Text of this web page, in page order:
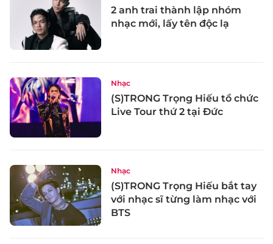
2 anh trai thành lập nhóm
nhạc mới, lấy tên độc lạ
Nhạc
(S)TRONG Trọng Hiếu tổ chức
Live Tour thứ 2 tại Đức
Nhạc
(S)TRONG Trọng Hiếu bắt tay
với nhạc sĩ từng làm nhạc với
BTS